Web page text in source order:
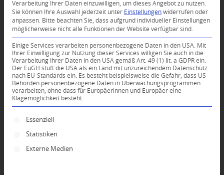
0
Dein Kommentar
An Diskussion beteiligen?
Hinterlassen Sie uns Ihren Kommentar!
Verarbeitung Ihrer Daten einzuwilligen, um dieses Angebot zu nutzen.
Sie können Ihre Auswahl jederzeit unter Einstellungen widerrufen oder
anpassen.
Bitte beachten Sie, dass aufgrund individueller Einstellungen
möglicherweise nicht alle Funktionen der Website verfügbar sind.
Einige Services verarbeiten personenbezogene Daten in den USA. Mit
Ihrer Einwilligung zur Nutzung dieser Services willigen Sie auch in die
Verarbeitung Ihrer Daten in den USA gemäß Art. 49 (1) lit. a GDPR ein.
Der EuGH stuft die USA als ein Land mit unzureichendem Datenschutz
nach EU-Standards ein. Es besteht beispielsweise die Gefahr, dass US-
Behörden personenbezogene Daten in Überwachungsprogrammen
verarbeiten, ohne dass für Europäerinnen und Europäer eine
Klagemöglichkeit besteht.
Es folgt eine Liste der Service-Gruppen, für die
Essenziell
Statistiken
Externe Medien